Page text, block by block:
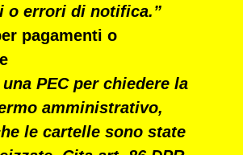
o errori di notifica.”
pagamenti o
una PEC per chiedere la
amministrativo,
le cartelle sono state